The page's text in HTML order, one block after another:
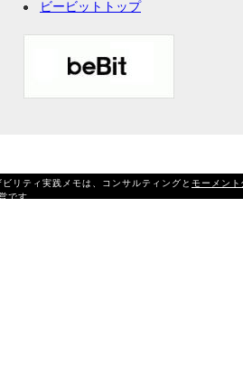
ビービットトップ
リティ実践メモは、コンサルティングと モーメン
です